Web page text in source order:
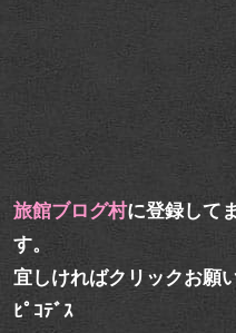
旅館ブログ村に登録して
す。
宜しければクリックお願
ﾋﾟｺﾃﾞｽ